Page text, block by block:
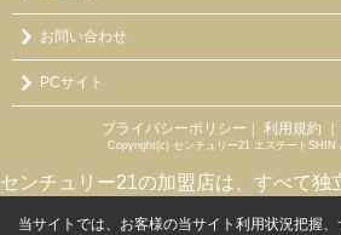
お問い合わせ
PCサイト
プライバシーポリシー ｜ 利用規約
Copyright(c) センチュリー21 エステートSHIN
センチュリー21の加盟店は、すべて独
当サイトでは、お客様の当サイト利用状況把握